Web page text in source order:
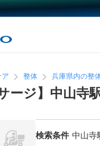
ア 整体 兵庫県内の整
ージ】中山寺
検索条件 中山寺